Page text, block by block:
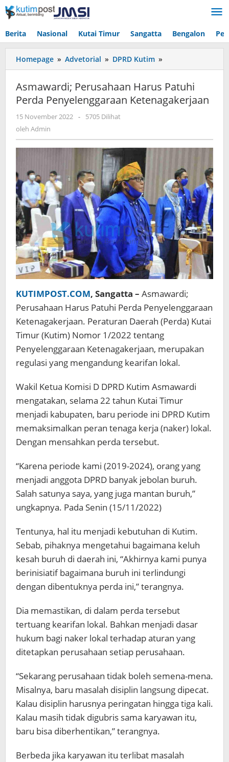
Lewati
ke
Berita Nasional Kutai Timur Sangatta Bengalon
Homepage » Advetorial » DPRD Kutim »
Perusahaan
Patuhi
Perda
Asmawardi; Perusahaan Harus Patuhi
Perda Penyelenggaraan Ketenagakerjaan
15 November 2022 oleh
-
5705 Dilihat
oleh Admin
KUTIMPOST.COM, Sangatta – Asmawardi;
Perusahaan Harus Patuhi Perda Penyelenggaraan
Ketenagakerjaan. Peraturan Daerah (Perda) Kutai
Timur (Kutim) Nomor 1/2022 tentang
Penyelenggaraan Ketenagakerjaan, merupakan
regulasi yang mengandung kearifan lokal.
Wakil Ketua Komisi D DPRD Kutim Asmawardi
mengatakan, selama 22 tahun Kutai Timur
menjadi kabupaten, baru periode ini DPRD Kutim
memaksimalkan peran tenaga kerja (naker) lokal.
Dengan mensahkan perda tersebut.
“Karena periode kami (2019-2024), orang yang
menjadi anggota DPRD banyak jebolan buruh.
Salah satunya saya, yang juga mantan buruh,”
ungkapnya. Pada Senin (15/11/2022)
Tentunya, hal itu menjadi kebutuhan di Kutim.
Sebab, pihaknya mengetahui bagaimana keluh
kesah buruh di daerah ini, “Akhirnya kami punya
berinisiatif bagaimana buruh ini terlindungi
dengan dibentuknya perda ini,” terangnya.
Dia memastikan, di dalam perda tersebut
tertuang kearifan lokal. Bahkan menjadi dasar
hukum bagi naker lokal terhadap aturan yang
ditetapkan perusahaan setiap perusahaan.
“Sekarang perusahaan tidak boleh semena-mena.
Misalnya, baru masalah disiplin langsung dipecat.
Kalau disiplin harusnya peringatan hingga tiga kali.
Kalau masih tidak digubris sama karyawan itu,
baru bisa diberhentikan,” terangnya.
Berbeda jika karyawan itu terlibat masalah